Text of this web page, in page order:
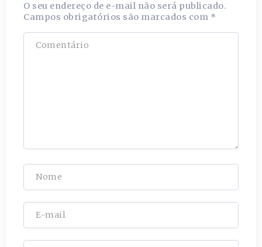
O seu endereço de e-mail não será publicado.
Campos obrigatórios são marcados com *